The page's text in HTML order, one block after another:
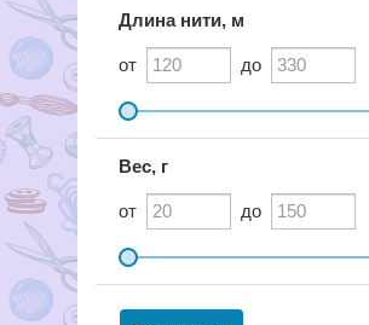
Длина нити, м
от до
Вес, г
от до